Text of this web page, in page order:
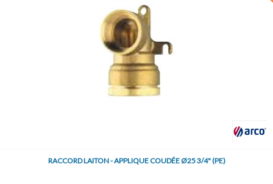
RACCORD LAITON - APPLIQUE COUDÉE Ø25 3/4" (PE)